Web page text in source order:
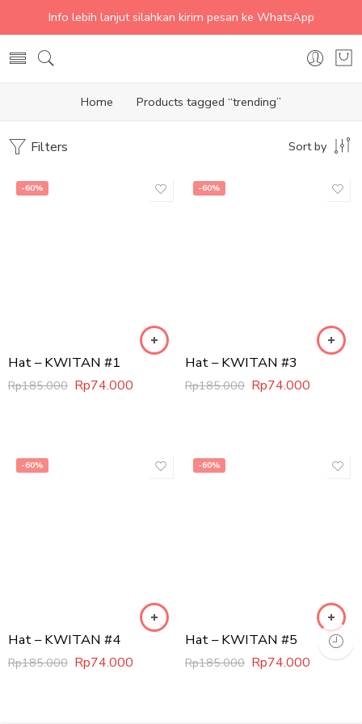
Info lebih lanjut silahkan kirim pesan ke WhatsApp
Home Products tagged “trending”
Filters Sort by
-60%
Hat – KWITAN #1
Rp185.000 Rp74.000
-60%
Hat – KWITAN #3
Rp185.000 Rp74.000
-60% -60%
Hat – KWITAN #5
Rp185.000 Rp74.000